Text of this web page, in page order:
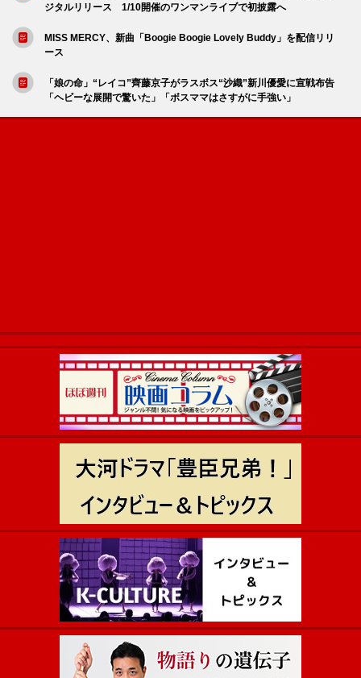
ジタルリリース 1/10開催のワンマンライブで初披露へ
MISS MERCY、新曲「Boogie Boogie Lovely Buddy」を配信リリ
ース
「娘の命」“レイコ”齊藤京子がラスボス“沙織”新川優愛に宣戦布告
「ヘビーな展開で驚いた」「ボスママはさすがに手強い」